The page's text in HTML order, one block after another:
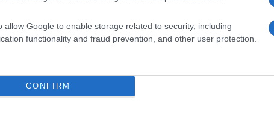
allow Google to enable storage related to security, including
functionality and fraud prevention, and other user protection.
CONFIRM
annunciano il diluvio universale e poi
il comunicato stampa esce
che manca, però, è l’unica cosa che
cioè che questi scioperi generali
il Paese reale. Che
nulla in termini di risultati.